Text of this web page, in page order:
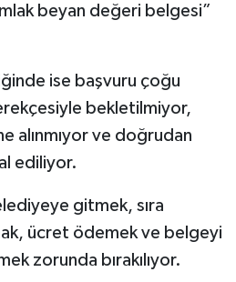
beyan değeri belgesi”
ise başvuru çoğu
bekletilmiyor,
alınmıyor ve doğrudan
ediliyor.
gitmek, sıra
ücret ödemek ve belgeyi
zorunda bırakılıyor.